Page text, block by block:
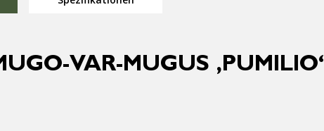
VAR-MUGUS ‚PUMILIO‘